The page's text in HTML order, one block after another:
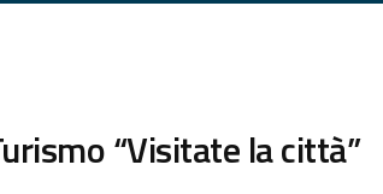
“Visitate la città”